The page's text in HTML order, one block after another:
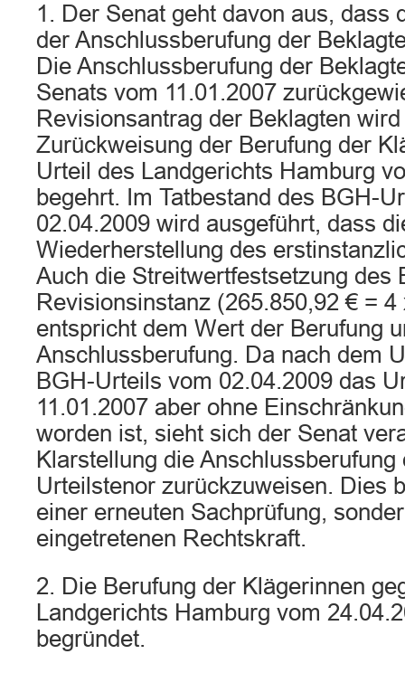
1. Der Senat geht davon aus, dass
der Anschlussberufung der
Die Anschlussberufung der
Senats vom 11.01.2007
Revisionsantrag der Beklagten
Zurückweisung der Berufung der
Urteil des Landgerichts Hamburg
begehrt. Im Tatbestand des BGH-
02.04.2009 wird ausgeführt, dass
Wiederherstellung des
Auch die Streitwertfestsetzung des
Revisionsinstanz (265.850,92 € =
entspricht dem Wert der Berufung
Anschlussberufung. Da nach dem
BGH-Urteils vom 02.04.2009 das
11.01.2007 aber ohne
worden ist, sieht sich der Senat
Klarstellung die
Urteilstenor zurückzuweisen. Dies
einer erneuten Sachprüfung,
eingetretenen Rechtskraft.
2. Die Berufung der Klägerinnen
Landgerichts Hamburg vom
begründet.